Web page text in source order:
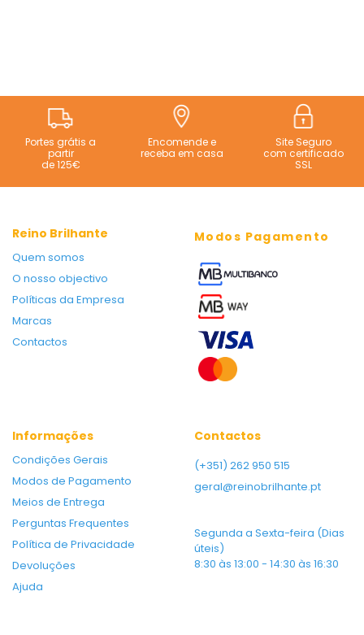
Portes grátis a
partir
de 125€
Encomende e
receba em casa
Site Seguro
com certificado
SSL
Reino Brilhante
Quem somos
O nosso objectivo
Políticas da Empresa
Marcas
Contactos
Modos Pagamento
Informações
Condições Gerais
Modos de Pagamento
Meios de Entrega
Perguntas Frequentes
Política de Privacidade
Devoluções
Ajuda
Contactos
(+351) 262 950 515
geral@reinobrilhante.pt
Segunda a Sexta-feira (Dias
úteis)
8:30 às 13:00 - 14:30 às 16:30